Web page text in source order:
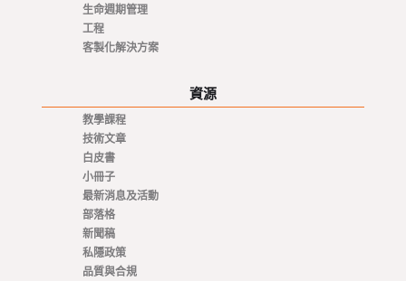
生命週期管理
工程
客製化解決方案
資源
教學課程
技術文章
白皮書
小冊子
最新消息及活動
部落格
新聞稿
私隱政策
品質與合規